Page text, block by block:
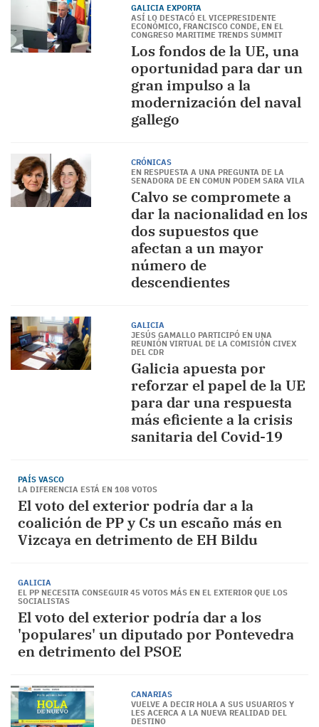
GALICIA EXPORTA
ASÍ LO DESTACÓ EL VICEPRESIDENTE
ECONÓMICO, FRANCISCO CONDE, EN EL
CONGRESO MARITIME TRENDS SUMMIT
Los fondos de la UE, una
oportunidad para dar un
gran impulso a la
modernización del naval
gallego
CRÓNICAS
EN RESPUESTA A UNA PREGUNTA DE LA
SENADORA DE EN COMUN PODEM SARA VILA
Calvo se compromete a
dar la nacionalidad en los
dos supuestos que
afectan a un mayor
número de
descendientes
GALICIA
JESÚS GAMALLO PARTICIPÓ EN UNA
REUNIÓN VIRTUAL DE LA COMISIÓN CIVEX
DEL CDR
Galicia apuesta por
reforzar el papel de la UE
para dar una respuesta
más eficiente a la crisis
sanitaria del Covid-19
PAÍS VASCO
LA DIFERENCIA ESTÁ EN 108 VOTOS
El voto del exterior podría dar a la
coalición de PP y Cs un escaño más en
Vizcaya en detrimento de EH Bildu
GALICIA
EL PP NECESITA CONSEGUIR 45 VOTOS MÁS EN EL EXTERIOR QUE LOS
SOCIALISTAS
El voto del exterior podría dar a los
'populares' un diputado por Pontevedra
en detrimento del PSOE
CANARIAS
VUELVE A DECIR HOLA A SUS USUARIOS Y
LES ACERCA A LA NUEVA REALIDAD DEL
DESTINO